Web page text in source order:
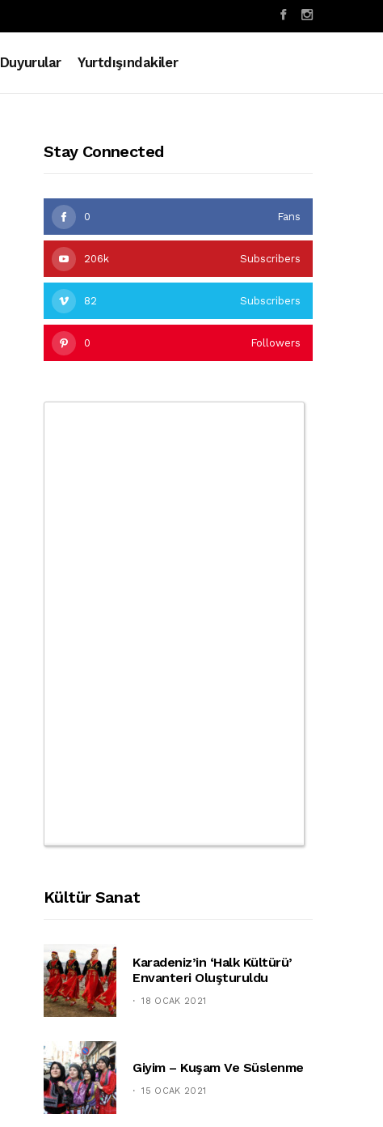
Duyurular Yurtdışındakiler
Stay Connected
0 Fans
206k Subscribers
82 Subscribers
0 Followers
Kültür Sanat
Karadeniz’in ‘halk Kültürü’
Envanteri Oluşturuldu
18 OCAK 2021
Giyim – Kuşam Ve Süslenme
15 OCAK 2021